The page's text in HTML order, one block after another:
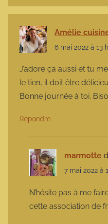
Amélie
6 mai 2022 à 13
J’adore ça aussi et tu
le tien, il doit être
Bonne journée à toi.
Répondre
marmotte
7 mai 2022 à
N’hésite pas à me
cette association de